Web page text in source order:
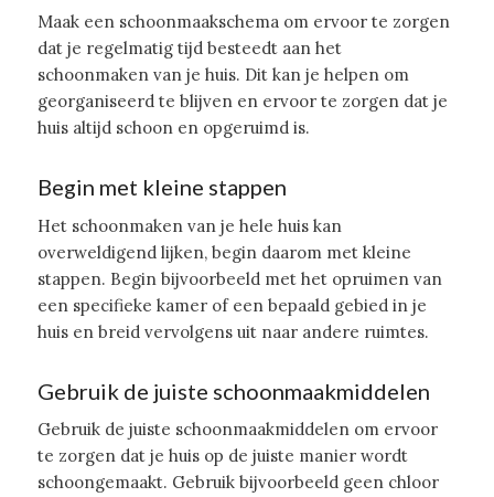
Maak een schoonmaakschema om ervoor te zorgen
dat je regelmatig tijd besteedt aan het
schoonmaken van je huis. Dit kan je helpen om
georganiseerd te blijven en ervoor te zorgen dat je
huis altijd schoon en opgeruimd is.
Begin met kleine stappen
Het schoonmaken van je hele huis kan
overweldigend lijken, begin daarom met kleine
stappen. Begin bijvoorbeeld met het opruimen van
een specifieke kamer of een bepaald gebied in je
huis en breid vervolgens uit naar andere ruimtes.
Gebruik de juiste schoonmaakmiddelen
Gebruik de juiste schoonmaakmiddelen om ervoor
te zorgen dat je huis op de juiste manier wordt
schoongemaakt. Gebruik bijvoorbeeld geen chloor